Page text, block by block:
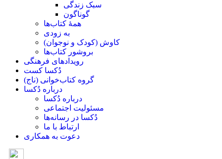
سبک زندگی
گوناگون
همۀ کتاب‌ها
به زودی
کاوش (کودک و ‌نوجوان)
بروشور کتاب‌ها
رویدادهای فرهنگی
دُکسا کست
گروه کتاب‌خوانی (ناج)
درباره دُکسا
درباره دُکسا
مسئولیت اجتماعی
دُکسا در رسانه‌ها
ارتباط با ما
دعوت به همکاری